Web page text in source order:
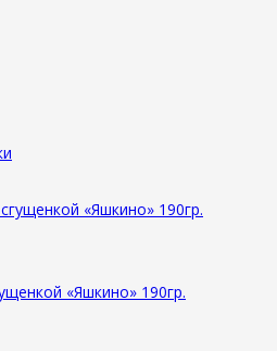
«Яшкино» 190гр.